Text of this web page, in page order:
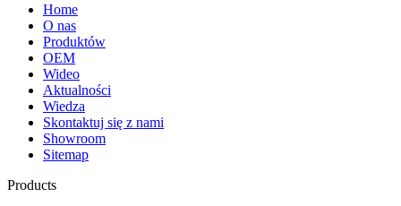
Home
O nas
Produktów
OEM
Wideo
Aktualności
Wiedza
Skontaktuj się z nami
Showroom
Sitemap
Products